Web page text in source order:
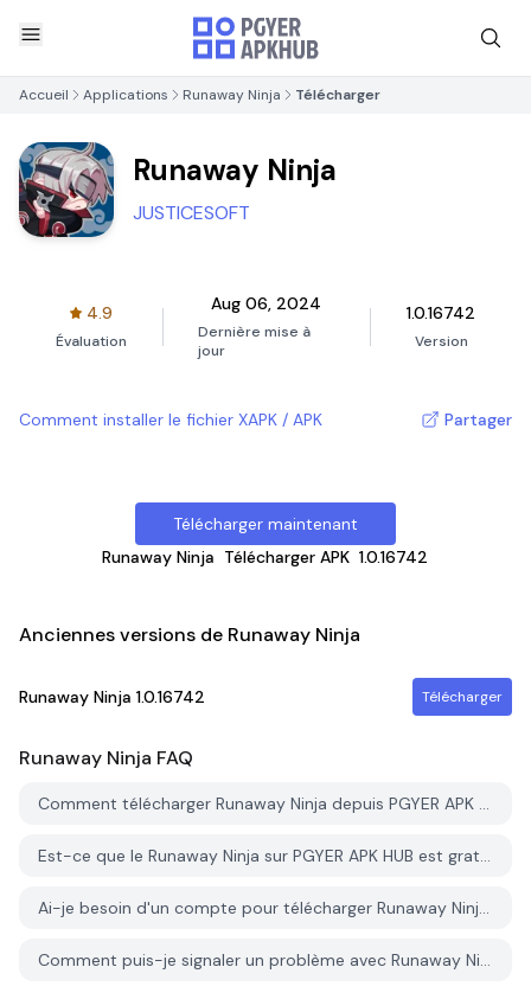
Accueil Applications Runaway Ninja Télécharger
Runaway Ninja
JUSTICESOFT
4.9
Évaluation
Aug 06, 2024
Dernière mise à
jour
1.0.16742
Version
Comment installer le fichier XAPK / APK Partager
Télécharger maintenant
Runaway Ninja Télécharger APK 1.0.16742
Anciennes versions de Runaway Ninja
Runaway Ninja 1.0.16742 Télécharger
Runaway Ninja FAQ
Comment télécharger Runaway Ninja depuis PGYER APK HUB?
Est-ce que le Runaway Ninja sur PGYER APK HUB est gratuit?
Ai-je besoin d'un compte pour télécharger Runaway Ninja depuis PGYER APK HUB?
Comment puis-je signaler un problème avec Runaway Ninja sur PGYER APK HUB?